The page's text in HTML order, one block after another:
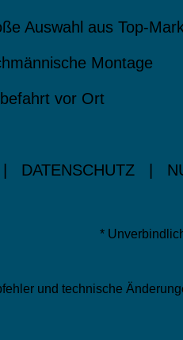
Auswahl aus Top-
Montage
vor Ort
DATENSCHUTZ
*
und technische